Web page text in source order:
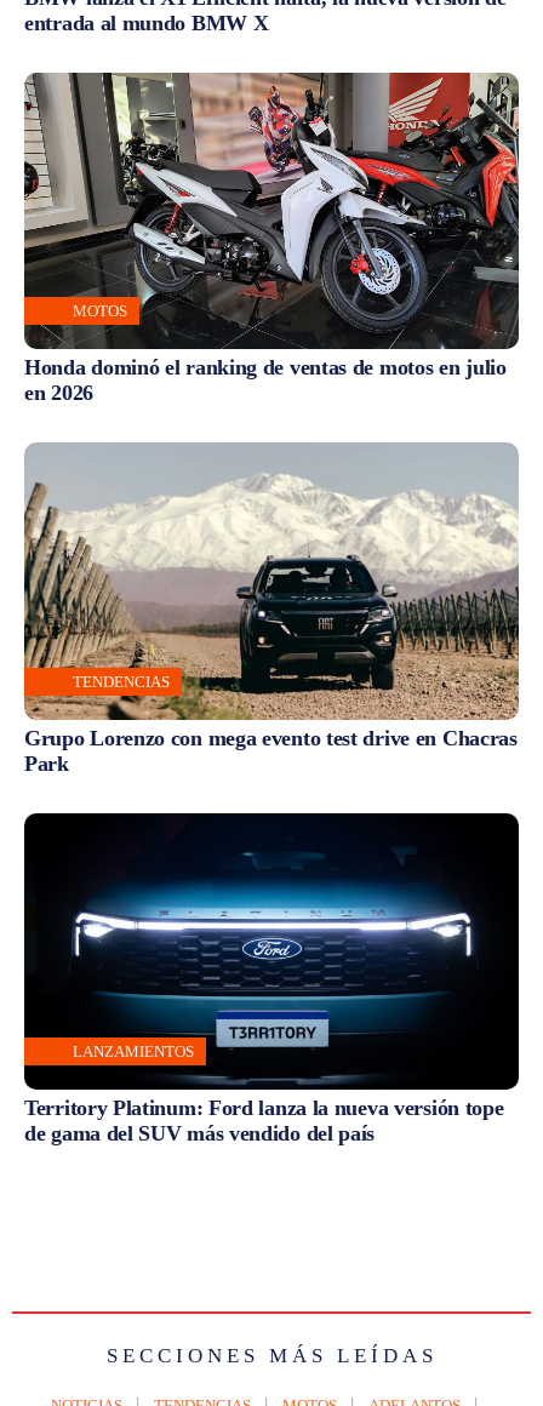
entrada al mundo BMW X
MOTOS
Honda dominó el ranking de ventas de motos en julio
en 2026
TENDENCIAS
Grupo Lorenzo con mega evento test drive en Chacras
Park
LANZAMIENTOS
Territory Platinum: Ford lanza la nueva versión tope
de gama del SUV más vendido del país
SECCIONES MÁS LEÍDAS